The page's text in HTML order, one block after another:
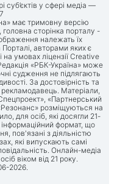
суб’єктів у сфері медіа —
має тримовну версію
головна сторінка порталу -
належать їх
авторами яких є
умовах ліцензії Creative
«РБК-Україна» може
судження не підлягають
За достовірність та
рекламодавець. Матеріали,
«Партнерський
розміщуються на
для осіб, які досягли 21-
інформаційний формат, що
пов'язані з діяльністю
які випускають самі
Онлайн-медіа
віком від 21 року.
2026.